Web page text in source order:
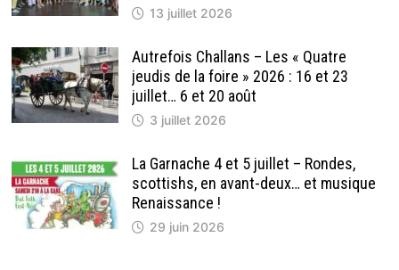
13 juillet 2026
Autrefois Challans – Les « Quatre
jeudis de la foire » 2026 : 16 et 23
juillet… 6 et 20 août
3 juillet 2026
La Garnache 4 et 5 juillet – Rondes,
scottishs, en avant-deux… et musique
Renaissance !
29 juin 2026